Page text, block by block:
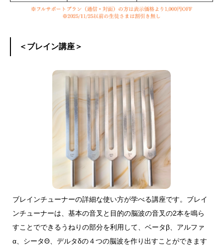
＜ブレイン講座＞
ブレインチューナーの詳細な使い方が学べる講座です。ブレイ
ンチューナーは、基本の音叉と目的の脳波の音叉の2本を鳴ら
すことでできるうねりの部分を利用して、ベータβ、アルファ
α、シータΘ、デルタδの４つの脳波を作り出すことができます